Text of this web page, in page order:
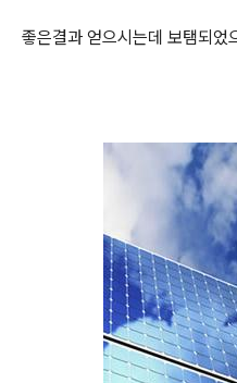
좋은결과 얻으시는데 보탬되었